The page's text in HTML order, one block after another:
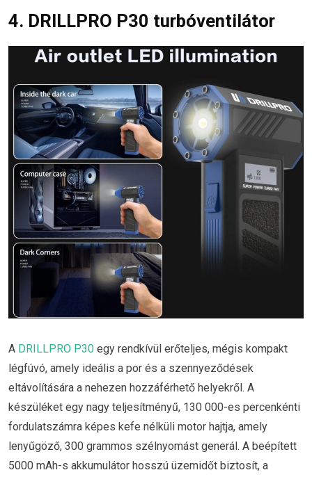
4. DRILLPRO P30 turbóventilátor
A DRILLPRO P30 egy rendkívül erőteljes, mégis kompakt
légfúvó, amely ideális a por és a szennyeződések
eltávolítására a nehezen hozzáférhető helyekről. A
készüléket egy nagy teljesítményű, 130 000-es percenkénti
fordulatszámra képes kefe nélküli motor hajtja, amely
lenyűgöző, 300 grammos szélnyomást generál. A beépített
5000 mAh-s akkumulátor hosszú üzemidőt biztosít, a